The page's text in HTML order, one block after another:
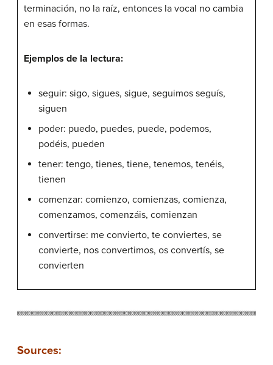
terminación, no la raíz, entonces la vocal no cambia
en esas formas.
Ejemplos de la lectura:
seguir: sigo, sigues, sigue, seguimos seguís,
siguen
poder: puedo, puedes, puede, podemos,
podéis, pueden
tener: tengo, tienes, tiene, tenemos, tenéis,
tienen
comenzar: comienzo, comienzas, comienza,
comenzamos, comenzáis, comienzan
convertirse: me convierto, te conviertes, se
convierte, nos convertimos, os convertís, se
convierten
Sources: